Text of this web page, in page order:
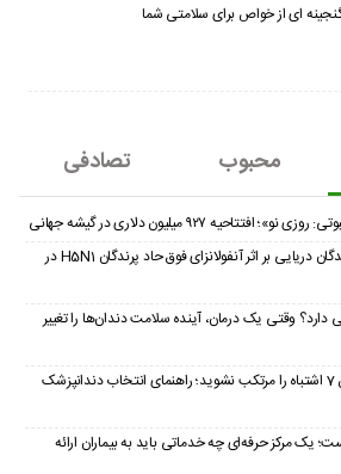
گنجینه ای از خواص برای سلامتی شما
محبوب تصادفی
۹۲۷ میلیون دلاری در گیشه جهانی
تایید اولین تلفات گسترده پرندگان دریایی بر اثر آنفولانزای فوق حاد پرندگان H5N1 در
دارد؟ وقتی یک درمان، آینده سلامت دندان‌ها را تغییر
قبل از اصلاح طرح لبخند، این 7 اشتباه را مرتکب نشوید؛ راهنمای انتخاب دندانپزشک
یک مرکز حرفه‌ای چه خدماتی باید به بیماران ارائه